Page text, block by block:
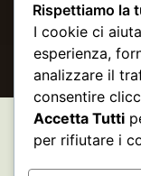
Rispettiamo la
I cookie ci
esperienza,
analizzare il
consentire
Accetta Tutti
per rifiutare i